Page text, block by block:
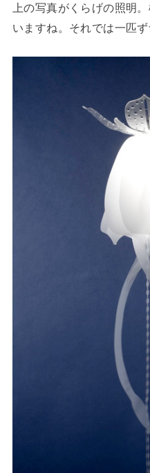
上の写真がくらげの照明
いますね。それでは一匹